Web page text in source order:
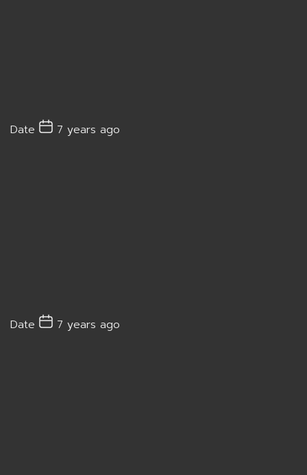
Date 7 years ago
Date 7 years ago